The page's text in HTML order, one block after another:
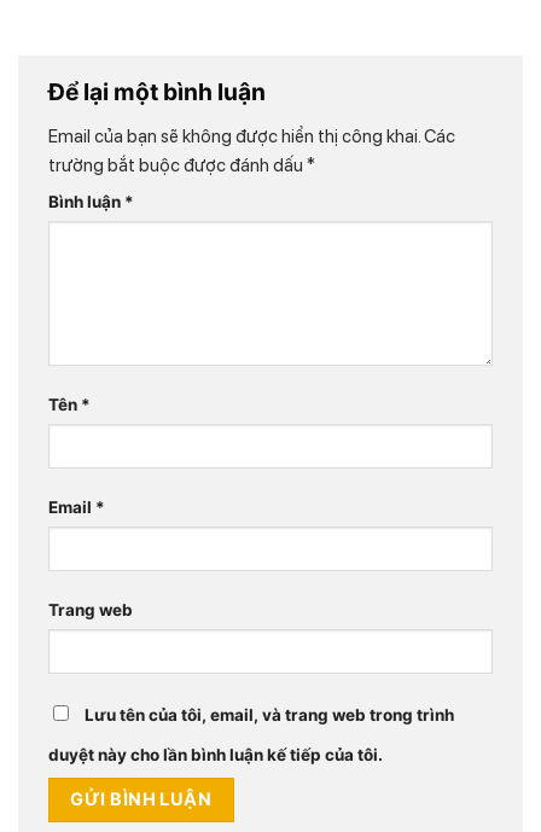
Để lại một bình luận
Email của bạn sẽ không được hiển thị công khai.Các
trường bắt buộc được đánh dấu *
Bình luận *
Tên *
Email *
Trang web
Lưu tên của tôi, email, và trang web trong trình
duyệt này cho lần bình luận kế tiếp của tôi.